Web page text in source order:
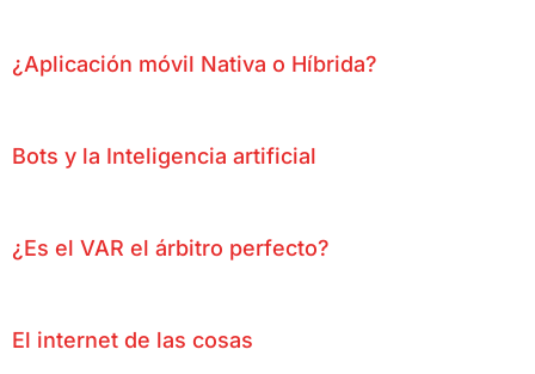
¿Aplicación móvil Nativa o Híbrida?
Bots y la Inteligencia artificial
¿Es el VAR el árbitro perfecto?
El internet de las cosas